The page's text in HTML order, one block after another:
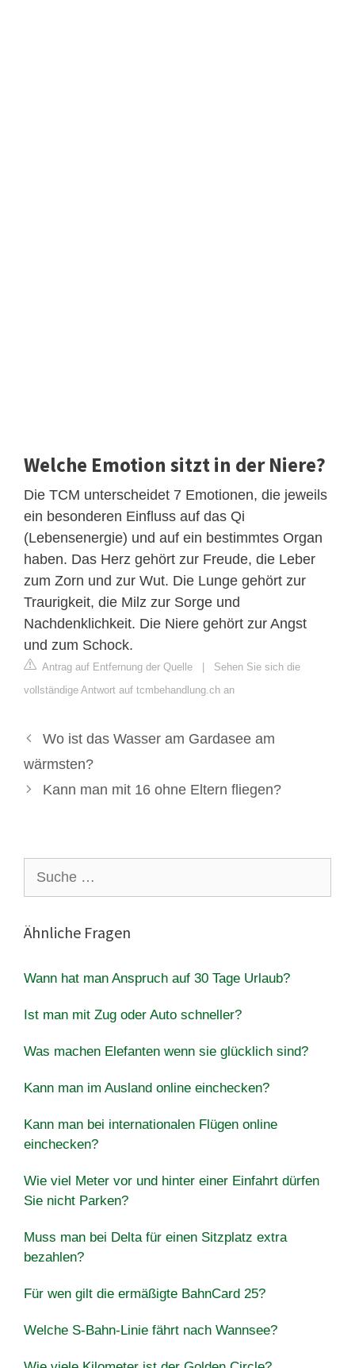
Welche Emotion sitzt in der Niere?
Die TCM unterscheidet 7 Emotionen, die jeweils
ein besonderen Einfluss auf das Qi
(Lebensenergie) und auf ein bestimmtes Organ
haben. Das Herz gehört zur Freude, die Leber
zum Zorn und zur Wut. Die Lunge gehört zur
Traurigkeit, die Milz zur Sorge und
Nachdenklichkeit. Die Niere gehört zur Angst
und zum Schock.
Antrag auf Entfernung der Quelle | Sehen Sie sich die
vollständige Antwort auf tcmbehandlung.ch an
Wo ist das Wasser am Gardasee am
wärmsten?
Kann man mit 16 ohne Eltern fliegen?
nach:
Ähnliche Fragen
Wann hat man Anspruch auf 30 Tage Urlaub?
Ist man mit Zug oder Auto schneller?
Was machen Elefanten wenn sie glücklich sind?
Kann man im Ausland online einchecken?
Kann man bei internationalen Flügen online
einchecken?
Wie viel Meter vor und hinter einer Einfahrt dürfen
Sie nicht Parken?
Muss man bei Delta für einen Sitzplatz extra
bezahlen?
Für wen gilt die ermäßigte BahnCard 25?
Welche S-Bahn-Linie fährt nach Wannsee?